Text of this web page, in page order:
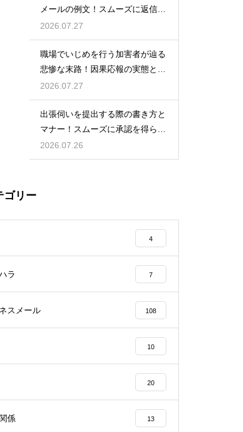
メールの例文！スムーズに返信を
もらう術
2026.07.27
職場でいじめを行う加害者が辿る
悲惨な末路！因果応報の実態と身
の守り方
2026.07.27
出張伺いを提出する際の書き方と
マナー！スムーズに承認を得られ
る例文
2026.07.26
ゴリー
4
ラ 7
スメール 108
10
20
係 13